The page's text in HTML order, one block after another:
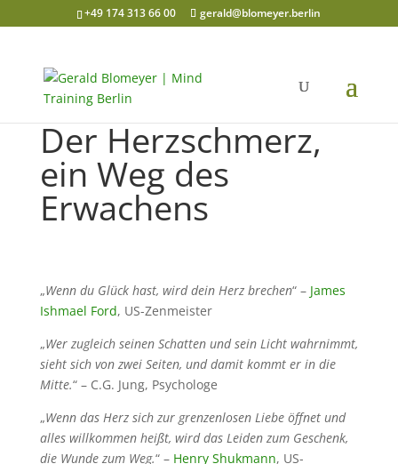
+49 174 313 66 00 gerald@blomeyer.berlin
Der Herzschmerz,
ein Weg des
Erwachens
„Wenn du Glück hast, wird dein Herz brechen“ – James
Ishmael Ford, US-Zenmeister
„Wer zugleich seinen Schatten und sein Licht wahrnimmt,
sieht sich von zwei Seiten, und damit kommt er in die
Mitte.“ – C.G. Jung, Psychologe
„Wenn das Herz sich zur grenzenlosen Liebe öffnet und
alles willkommen heißt, wird das Leiden zum Geschenk,
die Wunde zum Weg.“ – Henry Shukmann, US-